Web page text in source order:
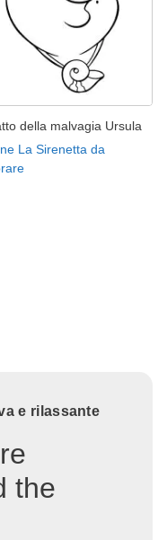
della malvagia Ursula
La Sirenetta da
e rilassante
the